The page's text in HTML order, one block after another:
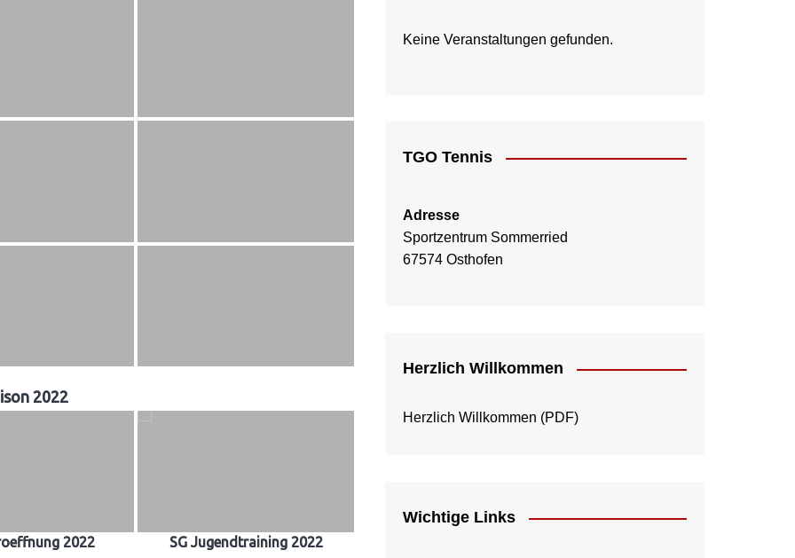
2022
2022 SG Jugendtraining 2022
Keine Veranstaltungen gefunden.
TGO Tennis
Adresse
Sportzentrum Sommerried
67574 Osthofen
Herzlich Willkommen
Herzlich Willkommen (PDF)
Wichtige Links